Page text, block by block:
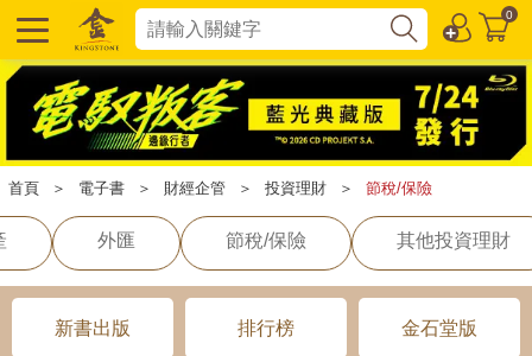
0
首頁 ＞ 電子書 ＞ 財經企管 ＞ 投資理財 ＞ 節稅/保險
外匯 節稅/保險 其他投資理財
新書出版 排行榜 金石堂版